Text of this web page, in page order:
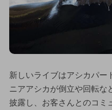
新しいライブはアシカパー
ニアアシカが倒立や回転な
披露し、お客さんとのコミ